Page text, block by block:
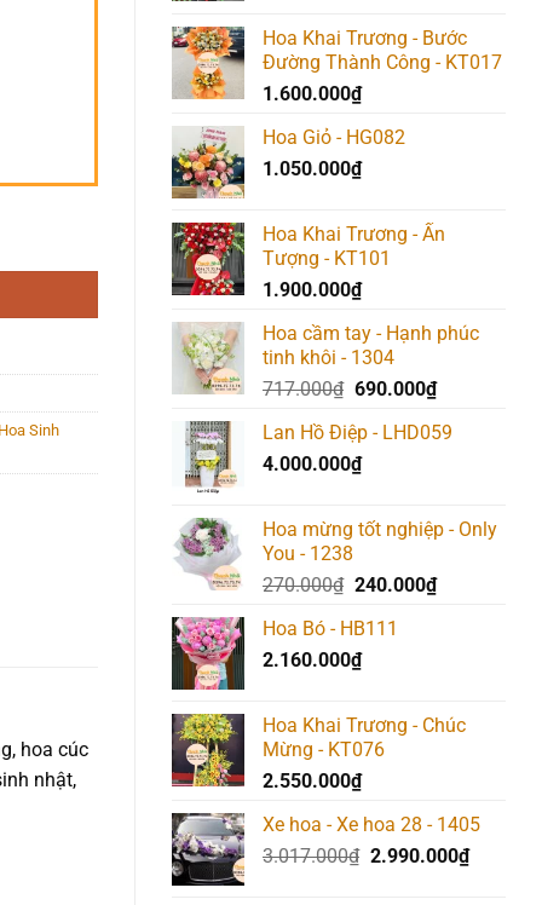
Hoa Khai Trương - Bước
Đường Thành Công - KT017
1.600.000₫
Hoa Giỏ - HG082
1.050.000₫
Hoa Khai Trương - Ấn
Tượng - KT101
1.900.000₫
Hoa cầm tay - Hạnh phúc
tinh khôi - 1304
717.000₫ Giá
là:
717.000₫.
690.000₫Giá
tại
Lan Hồ Điệp - LHD059
4.000.000₫
Hoa mừng tốt nghiệp - Only
You - 1238
270.000₫ Giá
là:
270.000₫.
240.000₫Giá
Hoa Bó - HB111
2.160.000₫
Hoa Khai Trương - Chúc
Mừng - KT076
2.550.000₫
Xe hoa - Xe hoa 28 - 1405
3.017.000₫ Giá
2.990.000₫Giá
Hoa Sinh
hoa cúc
nhật,